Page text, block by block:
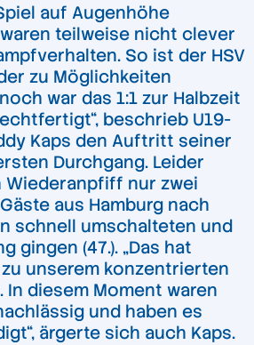
auf Augenhöhe
teilweise nicht clever
So ist der HSV
zu Möglichkeiten
war das 1:1 zur Halbzeit
beschrieb U19-
Kaps den Auftritt seiner
Durchgang. Leider
Wiederanpfiff nur zwei
aus Hamburg nach
schnell umschalteten und
gingen (47.). „Das hat
unserem konzentrierten
diesem Moment waren
und haben es
ärgerte sich auch Kaps.